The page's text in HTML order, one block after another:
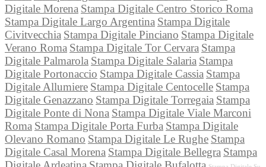
Digitale Morena Stampa Digitale Centro Storico Roma
Stampa Digitale Largo Argentina Stampa Digitale
Civitvecchia Stampa Digitale Pinciano Stampa Digitale
Verano Roma Stampa Digitale Tor Cervara Stampa
Digitale Palmarola Stampa Digitale Salaria Stampa
Digitale Portonaccio Stampa Digitale Cassia Stampa
Digitale Allumiere Stampa Digitale Centocelle Stampa
Digitale Genazzano Stampa Digitale Torregaia Stampa
Digitale Ponte di Nona Stampa Digitale Viale Marconi
Roma Stampa Digitale Porta Furba Stampa Digitale
Olevano Romano Stampa Digitale Le Rughe Stampa
Digitale Casal Morena Stampa Digitale Bellegra Stampa